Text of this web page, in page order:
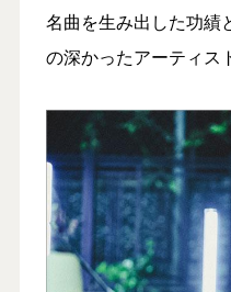
名曲を生み出した功績
の深かったアーティス